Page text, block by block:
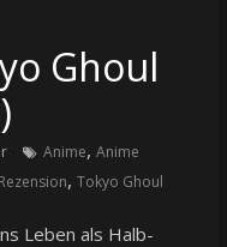
Ghoul
Anime, Anime
Rezension, Tokyo Ghoul
Leben als Halb-